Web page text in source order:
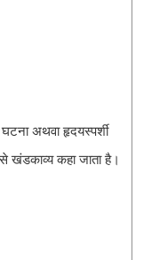
अथवा हृदयस्पर्शी
खंडकाव्य कहा जाता है।